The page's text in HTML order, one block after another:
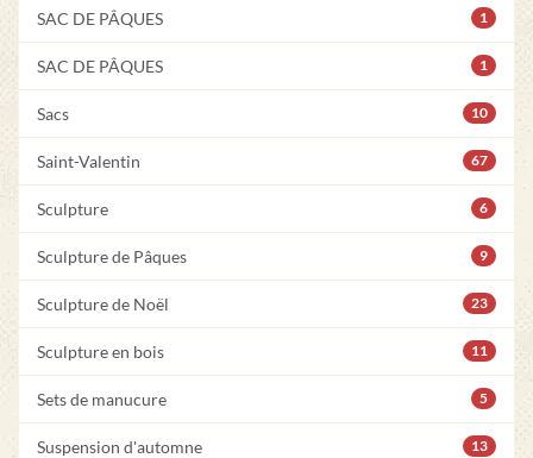
SAC DE PÂQUES 1
SAC DE PÂQUES 1
Sacs 10
Saint-Valentin 67
Sculpture 6
Sculpture de Pâques 9
Sculpture de Noël 23
Sculpture en bois 11
Sets de manucure 5
Suspension d'automne 13